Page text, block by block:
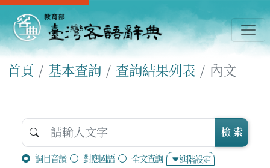
首頁 基本查詢 查詢結果列表 內文
詞目音讀 對應國語 全文查詢 進階設定
檢 索